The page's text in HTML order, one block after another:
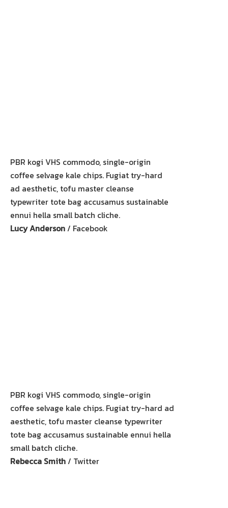
PBR kogi VHS commodo, single-origin
coffee selvage kale chips. Fugiat try-hard
ad aesthetic, tofu master cleanse
typewriter tote bag accusamus sustainable
ennui hella small batch cliche.
Lucy Anderson/ Facebook
PBR kogi VHS commodo, single-origin
coffee selvage kale chips. Fugiat try-hard ad
aesthetic, tofu master cleanse typewriter
tote bag accusamus sustainable ennui hella
small batch cliche.
Rebecca Smith/ Twitter